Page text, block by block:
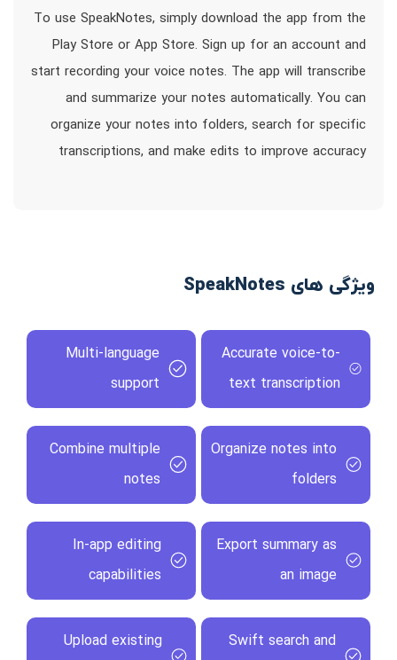
To use SpeakNotes, simply download the app from the
Play Store or App Store. Sign up for an account and
start recording your voice notes. The app will transcribe
and summarize your notes automatically. You can
organize your notes into folders, search for specific
transcriptions, and make edits to improve accuracy
ویژگی های SpeakNotes
Accurate voice-to-
text transcription
Multi-language
support
Organize notes into
folders
Combine multiple
notes
Export summary as
an image
In-app editing
capabilities
Swift search and
Upload existing